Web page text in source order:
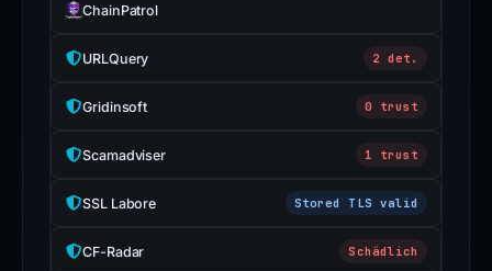
ChainPatrol
URLQuery 2 det.
Gridinsoft 0 trust
Scamadviser 1 trust
SSL Labore Stored TLS valid
CF-Radar Schädlich